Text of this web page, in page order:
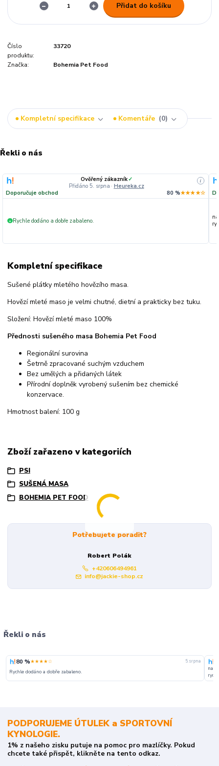
Přidat do košíku
Číslo
produktu:
33720
Značka: Bohemia Pet Food
Kompletní specifikace Komentáře 0
Řekli o nás
Ověřený zákazník✓
Přidáno 5. srpna · Heureka.cz
i
Doporučuje obchod 80 %★★★★☆
+ Rychle dodáno a dobře zabaleno.
Kompletní specifikace
Sušené plátky mletého hovězího masa.
Hovězí mleté maso je velmi chutné, dietní a prakticky bez tuku.
Složení: Hovězí mleté maso 100%
Přednosti sušeného masa Bohemia Pet Food
Regionální surovina
Šetrně zpracované suchým vzduchem
Bez umělých a přidaných látek
Přírodní doplněk vyrobený sušením bez chemické
konzervace.
Hmotnost balení: 100 g
Zboží zařazeno v kategoriích
PSI
SUŠENÁ MASA
BOHEMIA PET FOOD
Potřebujete poradit?
Robert Polák
+420606494961
info@jackie-shop.cz
Řekli o nás
80 %★★★★☆ 5. srpna
Rychle dodáno a dobře zabaleno.
PODPORUJEME ÚTULEK a SPORTOVNÍ
KYNOLOGIE.
1% z našeho zisku putuje na pomoc pro mazlíčky. Pokud
chcete také přispět, klikněte na tento odkaz.